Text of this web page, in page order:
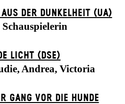
DER DUNKELHEIT (UA)
LICHT (DSE)
Andrea, Victoria
GANG VOR DIE HUNDE